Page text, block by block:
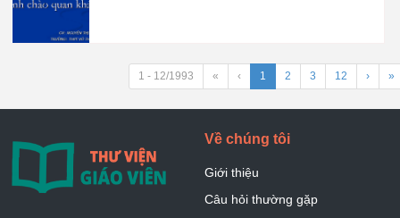
1 - 12/1993 « ‹ 1 2 3 12 › »
Về chúng tôi
Giới thiệu
Câu hỏi thường gặp